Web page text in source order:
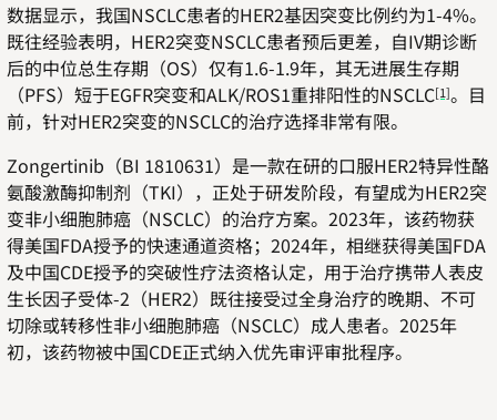
数据显示，我国NSCLC患者的HER2基因突变比例约为1-4%。
既往经验表明， HER2突变NSCLC患者预后更差，自IV期诊断
后的中位总生存期（OS）仅有1.6-1.9年，其无进展生存期
（PFS）短于EGFR突变和ALK/ROS1重排阳性的NSCLC[1]。目
前，针对HER2突变的NSCLC的治疗选择非常有限。
Zongertinib （BI 1810631）是一款在研的口服HER2特异性酪
氨酸激酶抑制剂（TKI），正处于研发阶段，有望成为HER2突
变非小细胞肺癌（NSCLC）的治疗方案。 2023年，该药物获
得美国FDA授予的快速通道资格； 2024年，相继获得美国FDA
及中国CDE授予的突破性疗法资格认定，用于治疗携带人表皮
生长因子受体-2 （HER2）既往接受过全身治疗的晚期、不可
切除或转移性非小细胞肺癌（NSCLC）成人患者。 2025年
初，该药物被中国CDE正式纳入优先审评审批程序。